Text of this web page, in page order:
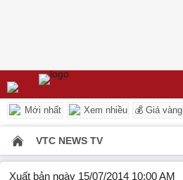
Mới nhất Xem nhiều 💰 Giá vàng
VTC NEWS TV
Xuất bản ngày 15/07/2014 10:00 AM